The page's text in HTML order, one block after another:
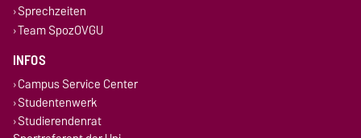
Sprechzeiten
Team SpozOVGU
INFOS
Campus Service Center
Studentenwerk
Studierendenrat